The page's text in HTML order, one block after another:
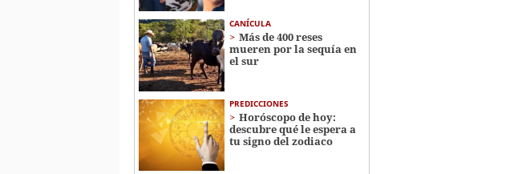
CANÍCULA
Más de 400 reses
mueren por la sequía en
el sur
PREDICCIONES
Horóscopo de hoy:
descubre qué le espera a
tu signo del zodiaco